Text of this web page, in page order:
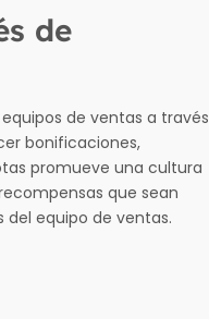
de
de ventas a través
bonificaciones,
promueve una cultura
que sean
equipo de ventas.